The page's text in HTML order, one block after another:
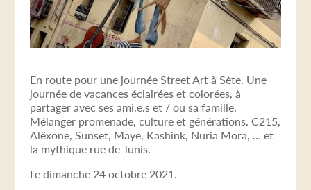
En route pour une journée Street Art à Sète. Une
journée de vacances éclairées et colorées, à
partager avec ses ami.e.s et / ou sa famille.
Mélanger promenade, culture et générations. C215,
Alëxone, Sunset, Maye, Kashink, Nuria Mora, … et
la mythique rue de Tunis.
Le dimanche 24 octobre 2021.